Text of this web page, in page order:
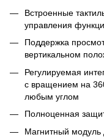
Встроенные
управления
Поддержка
вертикальном
Регулируемая
с вращением на
любым углом
Полноценная
Магнитный модуль